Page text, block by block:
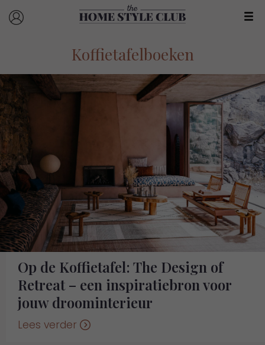
Koffietafelboeken
Op de Koffietafel: The Design of
Retreat – een inspiratiebron voor
jouw droominterieur
Lees verder